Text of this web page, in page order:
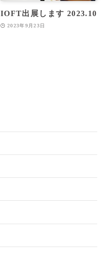
IOFT出展します 2023.10
2023年9月23日